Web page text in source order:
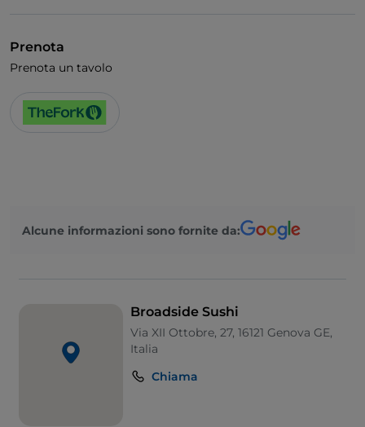
Prenota
Prenota un tavolo
Alcune informazioni sono fornite da:
Broadside Sushi
Via XII Ottobre, 27, 16121 Genova GE,
Italia
Chiama